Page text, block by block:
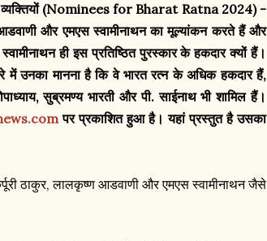
व्यक्तियों (Nominees for Bharat Ratna 2024) -
आडवाणी और एमएस स्वामीनाथन का मूल्यांकन करते हैं और
ही इस प्रतिष्ठित पुरस्कार के हकदार क्यों हैं।
में उनका मानना ​​है कि वे भारत रत्न के अधिक हकदार हैं,
सुब्रमण्य भारती और पी. साईनाथ भी शामिल हैं।
पर प्रकाशित हुआ है। यहां प्रस्तुत है उसका
ठाकुर, लालकृष्ण आडवाणी और एमएस स्वामीनाथन जैसे